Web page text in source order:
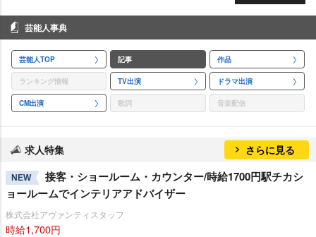
芸能人事典
芸能人TOP 記事 作品
ランキング情報 TV出演 ドラマ出演
CM出演 歌詞 音楽配信
求人特集 さらに見る
NEW
接客・ショールーム・カウンター/時給1700円駅チカシ
ョールームでインテリアアドバイザー
株式会社アヴァンティスタッフ
時給1,700円